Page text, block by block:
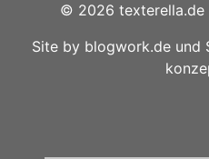
© 2026 texterella.de
Site by blogwork.de und